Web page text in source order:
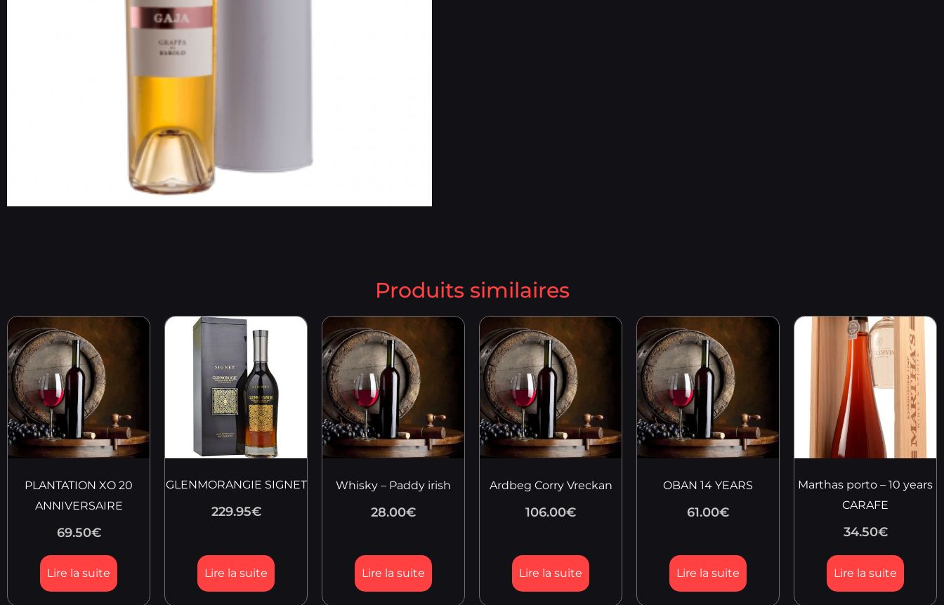
Produits similaires
PLANTATION XO 20
ANNIVERSAIRE
69.50€
Lire la suite
GLENMORANGIE SIGNET
229.95€
Lire la suite
Whisky – Paddy irish
28.00€
Lire la suite
Ardbeg Corry Vreckan
106.00€
Lire la suite
OBAN 14 YEARS
61.00€
Lire la suite
Marthas porto – 10 years
CARAFE
34.50€
Lire la suite